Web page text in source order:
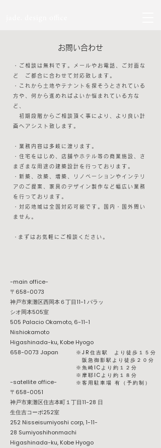
お問い合わせ
・ご相談は無料です。メールやお電話、ご対面な
ど ご都合に合わせて対応致します。
・これから土地やテナントを探そうとされている
方や、何から進めればよいか悩まれている方な
ど、
初期段階からご相談頂く事により、より良い計
画へアシスト致します。
・業務内容は多岐に渡ります。
・住宅をはじめ、店舗やホテル等の商業施設、さ
まざまな用途の建築設計を行っております。
・新築、改築、増築、リノベーションやインテリ
アのご提案、家具のデザイン製作など幅広い業務
を行っております。
・対応地域は全国対応可能です。国内・国外問い
ません。​
​・まずはお気軽にご相談ください。
-main office-
〒658-0073
神戸市東灘区西岡本６丁目11-1 パラッ
シオ岡本505室
505 Palacio Okamoto, 6-11-1
Nishiokamoto
Higashinada-ku, Kobe Hyogo
658-0073 Japan
-satellite office-
〒658-0051
神戸市東灘区住吉本町１丁目11-28 日
生住吉コーポ252室
252 Nisseisumiyoshi corp, 1-11-
28 Sumiyoshihonmachi
Higashinada-ku, Kobe Hyogo
※JR住吉駅 より徒歩１５分
阪急御影駅より徒歩２０分
※魚崎ICより約１２分
※摩耶ICより約１８分
​※客用駐車場 有（予約制）